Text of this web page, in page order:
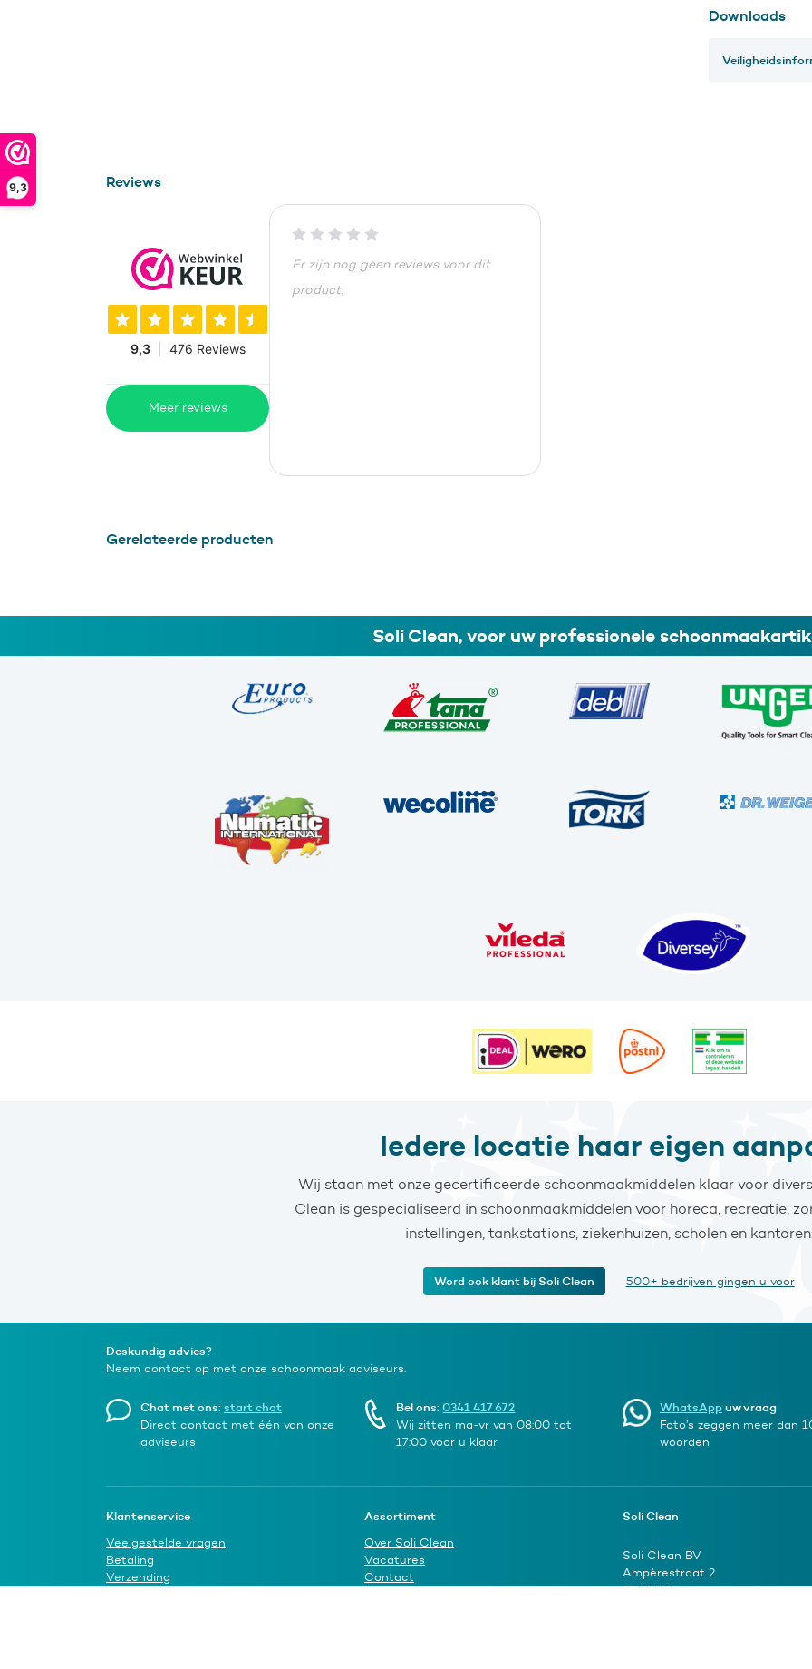
9,3
Downloads
Reviews
Meer reviews
Er zijn nog geen reviews voor dit
product.
Gerelateerde producten
Soli Clean, voor uw professionele
Iedere locatie haar eigen
Wij staan met onze gecertificeerde schoonmaakmiddelen klaar voor
Clean is gespecialiseerd in schoonmaakmiddelen voor horeca, recreatie,
instellingen, tankstations, ziekenhuizen, scholen en
Word ook klant bij Soli Clean 500+ bedrijven gingen u voor
Deskundig advies?
Neem contact op met onze schoonmaak adviseurs.
Chat met ons:start chat
Direct contact met één van onze
adviseurs
Bel ons:0341 417 672
Wij zitten ma-vr van 08:00 tot
17:00 voor u klaar
WhatsAppuw vraag
Foto’s zeggen meer dan
woorden
Klantenservice
Veelgestelde vragen
Betaling
Verzending
Assortiment
Over Soli Clean
Vacatures
Contact
Soli Clean
Soli Clean BV
Ampèrestraat 2
3846 AN